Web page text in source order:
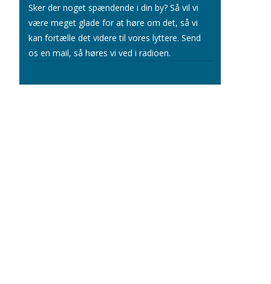
Sker der noget spændende i din by? Så vil vi
være meget glade for at høre om det, så vi
kan fortælle det videre til vores lyttere. Send
os en mail, så høres vi ved i radioen.